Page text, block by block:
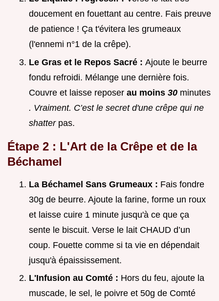
doucement en fouettant au centre. Fais preuve
de patience ! Ça t'évitera les grumeaux
(l'ennemi n°1 de la crêpe).
Le Gras et le Repos Sacré : Ajoute le beurre
fondu refroidi. Mélange une dernière fois.
Couvre et laisse reposer au moins 30 minutes
. Vraiment. C’est le secret d'une crêpe qui ne
shatter pas.
Étape 2 : L'Art de la Crêpe et de la
Béchamel
La Béchamel Sans Grumeaux : Fais fondre
30g de beurre. Ajoute la farine, forme un roux
et laisse cuire 1 minute jusqu'à ce que ça
sente le biscuit. Verse le lait CHAUD d’un
coup. Fouette comme si ta vie en dépendait
jusqu'à épaississement.
L'Infusion au Comté : Hors du feu, ajoute la
muscade, le sel, le poivre et 50g de Comté